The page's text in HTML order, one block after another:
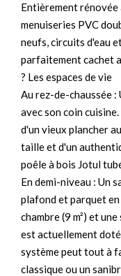
Entièrement rénovée
menuiseries PVC
neufs, circuits d'eau
parfaitement cachet
? Les espaces de vie
Au rez-de-chaussée :
avec son coin
d'un vieux plancher
taille et d'un
poêle à bois Jotul
En demi-niveau : Un
plafond et parquet en
chambre (9 m²) et
est actuellement
système peut tout à
classique ou un